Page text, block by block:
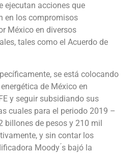
ejecutan acciones que
en los compromisos
México en diversos
tales como el Acuerdo de
se está colocando
de México en
y seguir subsidiando sus
cuales para el periodo 2019 –
billones de pesos y 210 mil
y sin contar los
Moody ́s bajó la